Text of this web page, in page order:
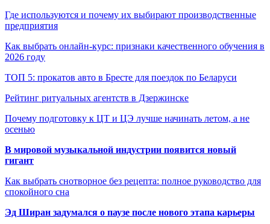
Где используются и почему их выбирают производственные
предприятия
Как выбрать онлайн-курс: признаки качественного обучения в
2026 году
ТОП 5: прокатов авто в Бресте для поездок по Беларуси
Рейтинг ритуальных агентств в Дзержинске
Почему подготовку к ЦТ и ЦЭ лучше начинать летом, а не
осенью
В мировой музыкальной индустрии появится новый
гигант
Как выбрать снотворное без рецепта: полное руководство для
спокойного сна
Эд Ширан задумался о паузе после нового этапа карьеры